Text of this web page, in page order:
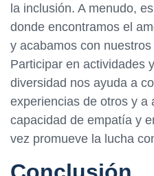
la inclusión. A menudo,
donde encontramos el
y acabamos con
Participar en actividades
diversidad nos ayuda a
experiencias de otros y a
capacidad de empatía y
vez promueve la lucha